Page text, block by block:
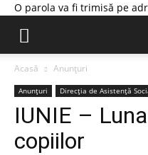
O parola va fi trimisă pe
Acasă Anunțuri
Anunțuri Direcția de Asistență
IUNIE –
copiilor